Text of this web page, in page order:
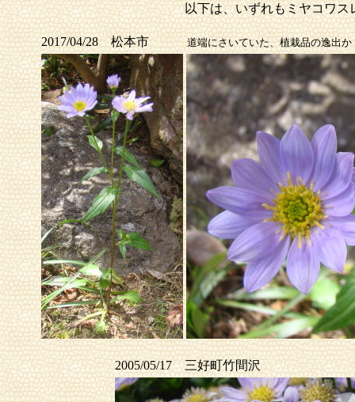
以下は、いずれもミヤコワス
2017/04/28 松本市道端にさいていた、植栽品の逸出か
2005/05/17 三好町竹間沢